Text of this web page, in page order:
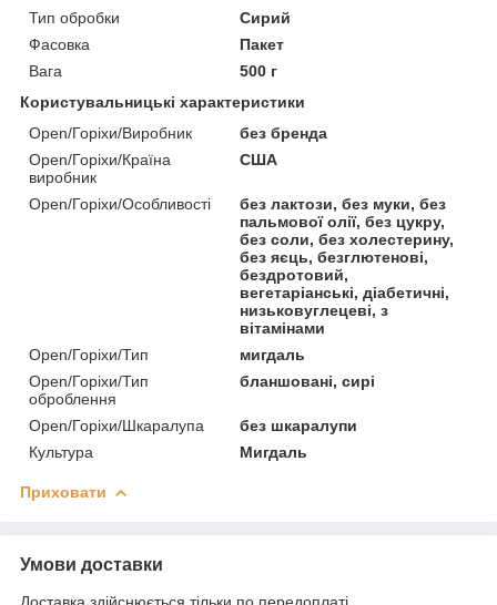
Тип обробки
Сирий
Фасовка
Пакет
Вага
500 г
Користувальницькі характеристики
Open/Горіхи/Виробник
без бренда
Open/Горіхи/Країна
виробник
США
Open/Горіхи/Особливості
без лактози, без муки, без
пальмової олії, без цукру,
без соли, без холестерину,
без яєць, безглютенові,
бездротовий,
вегетаріанські, діабетичні,
низьковуглецеві, з
вітамінами
Open/Горіхи/Тип
мигдаль
Open/Горіхи/Тип
оброблення
бланшовані, сирі
Open/Горіхи/Шкаралупа
без шкаралупи
Культура
Мигдаль
Приховати
Умови доставки
Доставка здійснюється тільки по передоплаті.